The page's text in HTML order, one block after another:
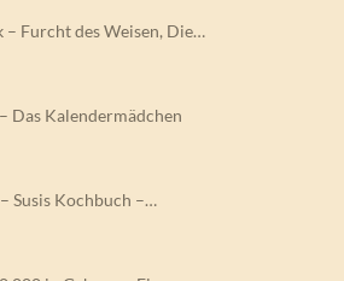
– Furcht des Weisen, Die…
Das Kalendermädchen
Susis Kochbuch –…